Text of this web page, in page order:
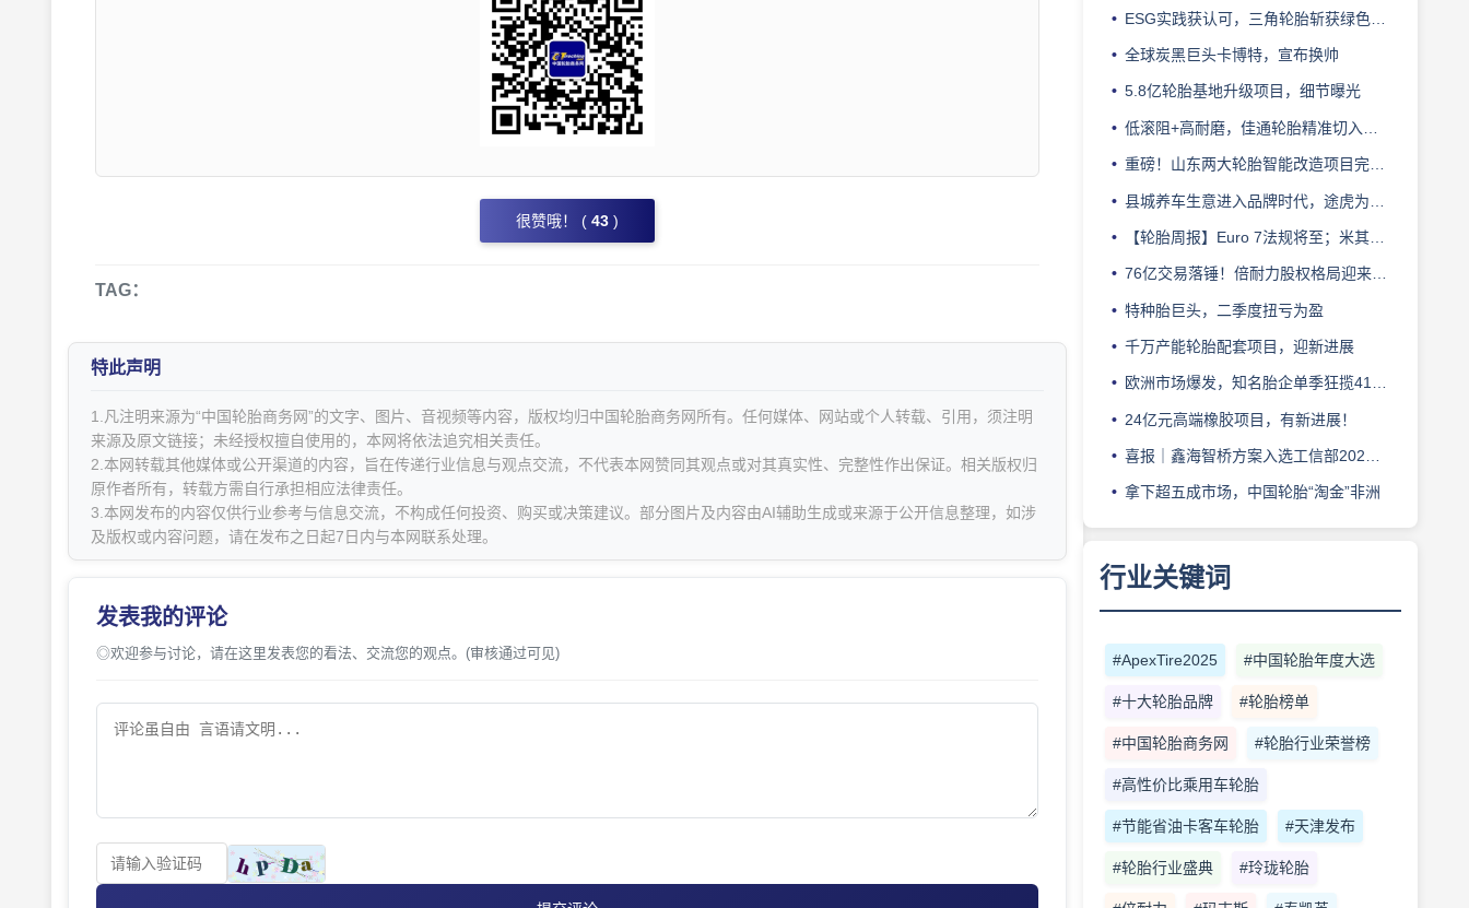
很赞哦！ ( 43 )
TAG：
特此声明
1.凡注明来源为“中国轮胎商务网”的文字、图片、音视频等内容，版权均归中国轮胎商务网所有。任何媒体、网站或个人转载、引用，须注明
来源及原文链接；未经授权擅自使用的，本网将依法追究相关责任。
2.本网转载其他媒体或公开渠道的内容，旨在传递行业信息与观点交流，不代表本网赞同其观点或对其真实性、完整性作出保证。相关版权归
原作者所有，转载方需自行承担相应法律责任。
3.本网发布的内容仅供行业参考与信息交流，不构成任何投资、购买或决策建议。部分图片及内容由AI辅助生成或来源于公开信息整理，如涉
及版权或内容问题，请在发布之日起7日内与本网联系处理。
发表我的评论
◎欢迎参与讨论，请在这里发表您的看法、交流您的观点。(审核通过可见)
ESG实践获认可，三角轮胎斩获绿色发展典范企业奖
全球炭黑巨头卡博特，宣布换帅
5.8亿轮胎基地升级项目，细节曝光
低滚阻+高耐磨，佳通轮胎精准切入新能源轻卡赛道
重磅！山东两大轮胎智能改造项目完成备案
县城养车生意进入品牌时代，途虎为何此时加码“万镇万店”？
【轮胎周报】Euro 7法规将至；米其林上半年营收超千亿；倍耐力上半年盈利稳增；龙星炭黑斩获欧洲近万吨订单
76亿交易落锤！倍耐力股权格局迎来重塑
特种胎巨头，二季度扭亏为盈
千万产能轮胎配套项目，迎新进展
欧洲市场爆发，知名胎企单季狂揽41亿元
24亿元高端橡胶项目，有新进展！
喜报｜鑫海智桥方案入选工信部2025工业互联网“链网协同”典型案例
拿下超五成市场，中国轮胎“淘金”非洲
行业关键词
#ApexTire2025 #中国轮胎年度大选
#十大轮胎品牌 #轮胎榜单
#中国轮胎商务网 #轮胎行业荣誉榜
#高性价比乘用车轮胎
#节能省油卡客车轮胎 #天津发布
#轮胎行业盛典 #玲珑轮胎